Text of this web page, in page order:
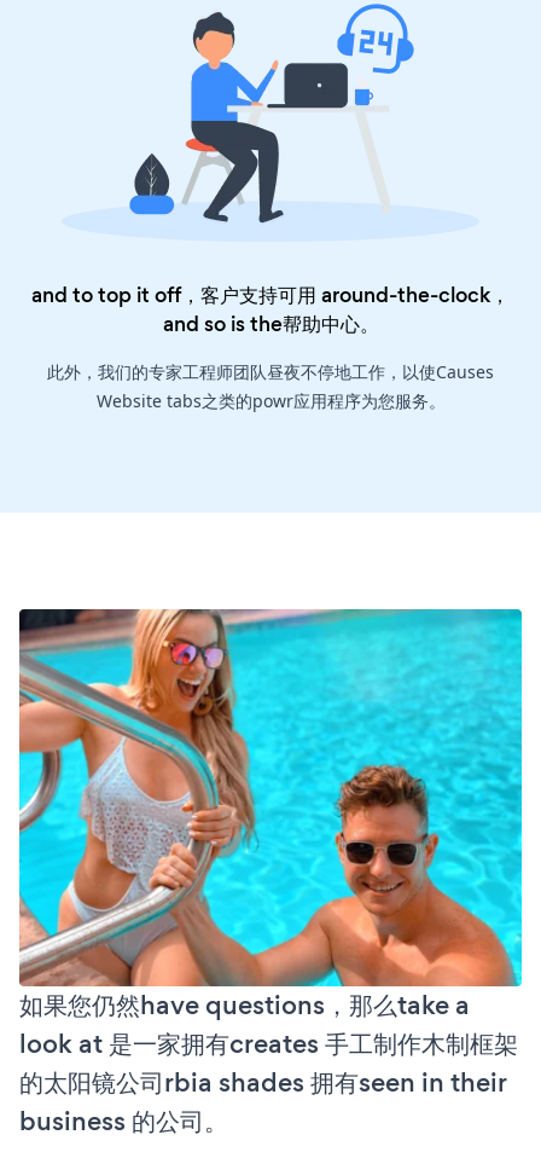
and to top it off，客户支持可用 around-the-clock，
and so is the帮助中心。
此外，我们的专家工程师团队昼夜不停地工作，以使Causes
Website tabs之类的powr应用程序为您服务。
如果您仍然have questions，那么take a
look at 是一家拥有creates 手工制作木制框架
的太阳镜公司rbia shades 拥有seen in their
business 的公司。